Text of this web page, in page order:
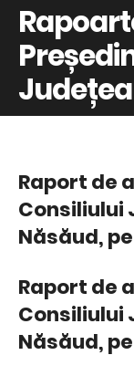
Raport de
Năsăud,
Raport de
Năsăud,